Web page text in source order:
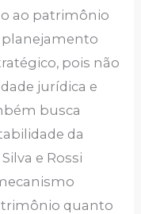
ao patrimônio
planejamento
pois não
jurídica e
busca
da
e Rossi
quanto